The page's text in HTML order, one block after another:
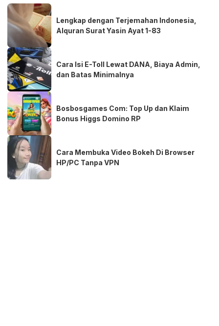
Lengkap dengan Terjemahan Indonesia,
Alquran Surat Yasin Ayat 1-83
Cara Isi E-Toll Lewat DANA, Biaya Admin,
dan Batas Minimalnya
Bosbosgames Com: Top Up dan Klaim
Bonus Higgs Domino RP
Cara Membuka Video Bokeh Di Browser
HP/PC Tanpa VPN